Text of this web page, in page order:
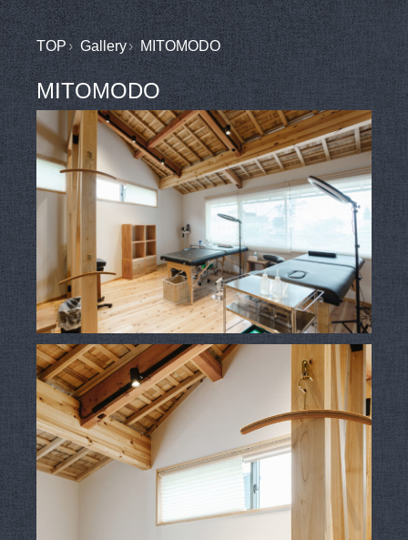
TOP Gallery MITOMODO
MITOMODO